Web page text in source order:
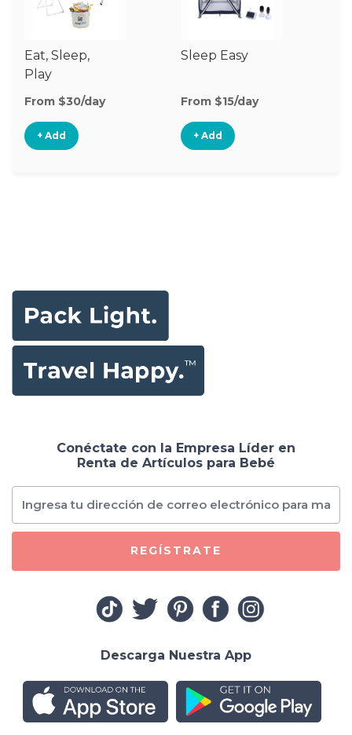
Eat, Sleep,
Play
From $30/day
+ Add
Sleep Easy
From $15/day
+ Add
Conéctate con la Empresa Líder en
Renta de Artículos para Bebé
REGÍSTRATE
Descarga Nuestra App